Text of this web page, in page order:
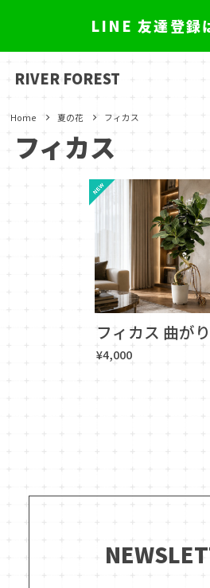
LINE 友達登録
RIVER FOREST
Home 夏の花 フィカス
フィカス
フィカス 曲が
¥4,000